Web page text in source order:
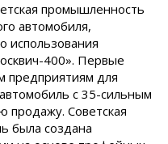
промышленность
автомобиля,
использования
400». Первые
предприятиям для
с 35-сильным
продажу. Советская
была создана